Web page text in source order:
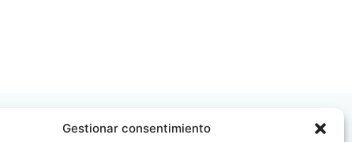
Gestionar consentimiento